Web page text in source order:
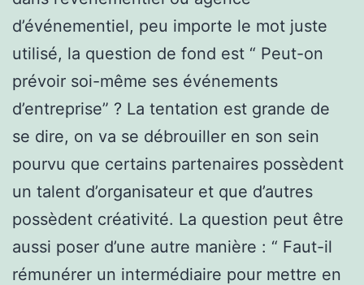
d’événementiel, peu importe le mot juste
utilisé, la question de fond est “ Peut-on
prévoir soi-même ses événements
d’entreprise” ? La tentation est grande de
se dire, on va se débrouiller en son sein
pourvu que certains partenaires possèdent
un talent d’organisateur et que d’autres
possèdent créativité. La question peut être
aussi poser d’une autre manière : “ Faut-il
rémunérer un intermédiaire pour mettre en